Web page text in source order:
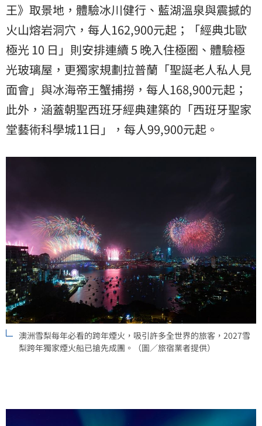
王》取景地，體驗冰川健行、藍湖溫泉與震撼的
火山熔岩洞穴，每人162,900元起；「經典北歐
極光 10 日」則安排連續 5 晚入住極圈、體驗極
光玻璃屋，更獨家規劃拉普蘭「聖誕老人私人見
面會」與冰海帝王蟹捕撈，每人168,900元起；
此外，涵蓋朝聖西班牙經典建築的「西班牙聖家
堂藝術科學城11日」，每人99,900元起。
澳洲雪梨每年必看的跨年煙火，吸引許多全世界的旅客，2027雪
梨跨年獨家煙火船已搶先成團。（圖／旅宿業者提供）